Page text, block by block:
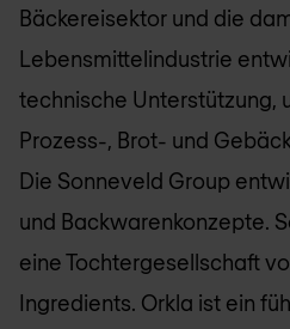
Bäckereisektor und die
Lebensmittelindustrie
technische Unterstützung,
Prozess-, Brot- und
Die Sonneveld Group
und Backwarenkonzepte.
eine Tochtergesellschaft
Ingredients. Orkla ist ein